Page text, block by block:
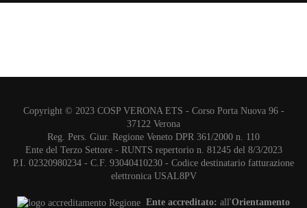
Copyright © 2023 COSP VERONA ETS - Corso Porta Nuova 96 -
37122 Verona
Reg. Pers. Giur. Regione Veneto DPR 361/2000 n. 110
Ente del Terzo Settore - RUNTS repertorio n. 81245 del 8/3/2023
P.I. 02320980234 - C.F. 93040410230 - Codice destinatario fatturazione
elettronica USAL8PV
Ente accreditato: all'Orientamento